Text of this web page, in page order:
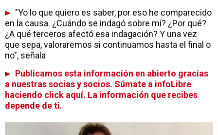
"Yo lo que quiero es saber, por eso he comparecido
en la causa. ¿Cuándo se indagó sobre mí? ¿Por qué?
¿A qué terceros afectó esa indagación? Y una vez
que sepa, valoraremos si continuamos hasta el final o
no", señala
Publicamos esta información en abierto gracias
a nuestras socias y socios. Súmate a infoLibre
haciendo click aquí. La información que recibes
depende de ti.